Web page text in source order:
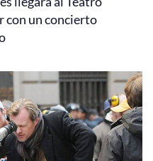
con un concierto